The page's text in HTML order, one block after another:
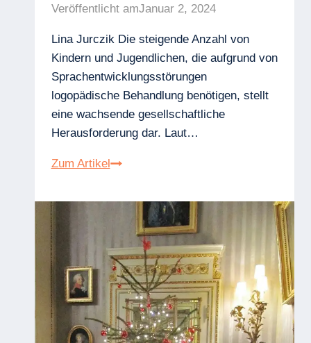
Veröffentlicht amJanuar 2, 2024
Lina Jurczik Die steigende Anzahl von
Kindern und Jugendlichen, die aufgrund von
Sprachentwicklungsstörungen
logopädische Behandlung benötigen, stellt
eine wachsende gesellschaftliche
Herausforderung dar. Laut…
Zum ArtikelZunahme
Sprachentwicklungsstörungen
Kindern:
Eine
Herausforderung
für
Eltern
und